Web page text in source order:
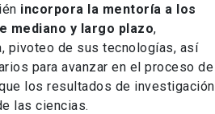
incorpora la mentoría a los
mediano y largo plazo,
pivoteo de sus tecnologías, así
para avanzar en el proceso de
los resultados de investigación
las ciencias.